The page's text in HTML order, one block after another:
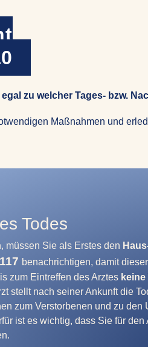
zu welcher Tages- bzw.
Maßnahmen und
Todes
müssen Sie als Erstes den
benachrichtigen, damit
zum Eintreffen des Arztes
stellt nach seiner Ankunft die
zum Verstorbenen und zu den
ist es wichtig, dass Sie für den